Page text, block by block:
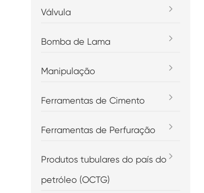
Válvula
Bomba de Lama
Manipulação
Ferramentas de Cimento
Ferramentas de Perfuração
Produtos tubulares do país do
petróleo (OCTG)